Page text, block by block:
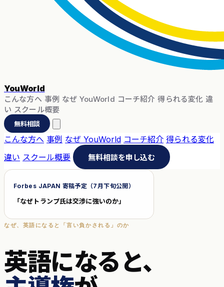
YouWorld
こんな方へ 事例 なぜ YouWorld コーチ紹介 得られる変化 違
い スクール概要
無料相談
こんな方へ 事例 なぜ YouWorld コーチ紹介 得られる変化
違い スクール概要 無料相談を申し込む
Forbes JAPAN 寄稿予定（7月下旬公開）
「なぜトランプ氏は交渉に強いのか」
なぜ、英語になると「言い負かされる」のか
英語になると、